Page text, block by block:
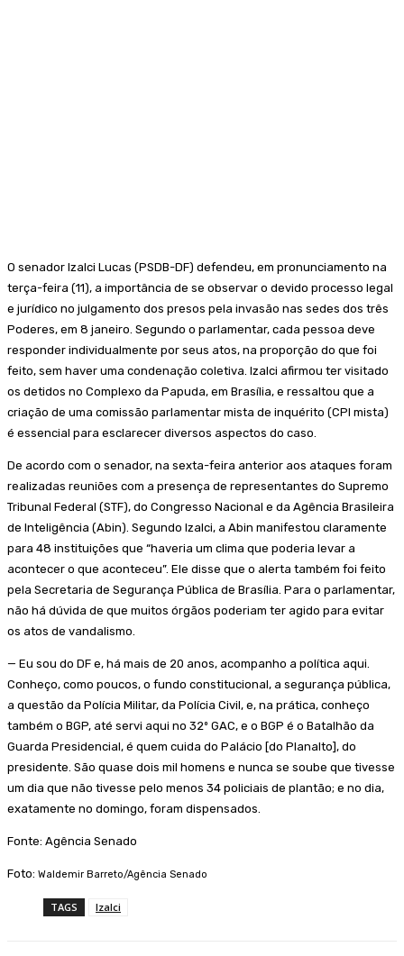
O senador Izalci Lucas (PSDB-DF) defendeu, em pronunciamento na
terça-feira (11), a importância de se observar o devido processo legal
e jurídico no julgamento dos presos pela invasão nas sedes dos três
Poderes, em 8 janeiro. Segundo o parlamentar, cada pessoa deve
responder individualmente por seus atos, na proporção do que foi
feito, sem haver uma condenação coletiva. Izalci afirmou ter visitado
os detidos no Complexo da Papuda, em Brasília, e ressaltou que a
criação de uma comissão parlamentar mista de inquérito (CPI mista)
é essencial para esclarecer diversos aspectos do caso.
De acordo com o senador, na sexta-feira anterior aos ataques foram
realizadas reuniões com a presença de representantes do Supremo
Tribunal Federal (STF), do Congresso Nacional e da Agência Brasileira
de Inteligência (Abin). Segundo Izalci, a Abin manifestou claramente
para 48 instituições que “haveria um clima que poderia levar a
acontecer o que aconteceu”. Ele disse que o alerta também foi feito
pela Secretaria de Segurança Pública de Brasília. Para o parlamentar,
não há dúvida de que muitos órgãos poderiam ter agido para evitar
os atos de vandalismo.
— Eu sou do DF e, há mais de 20 anos, acompanho a política aqui.
Conheço, como poucos, o fundo constitucional, a segurança pública,
a questão da Polícia Militar, da Polícia Civil, e, na prática, conheço
também o BGP, até servi aqui no 32º GAC, e o BGP é o Batalhão da
Guarda Presidencial, é quem cuida do Palácio [do Planalto], do
presidente. São quase dois mil homens e nunca se soube que tivesse
um dia que não tivesse pelo menos 34 policiais de plantão; e no dia,
exatamente no domingo, foram dispensados.
Fonte: Agência Senado
Foto: Waldemir Barreto/Agência Senado
TAGS Izalci